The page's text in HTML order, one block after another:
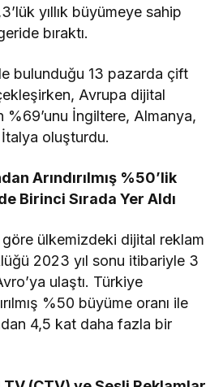
yıllık büyümeye sahip
bıraktı.
bulunduğu 13 pazarda çift
Avrupa dijital
%69’unu İngiltere, Almanya,
oluşturdu.
Arındırılmış %50’lik
Birinci Sırada Yer Aldı
göre ülkemizdeki dijital reklam
2023 yıl sonu itibariyle 3
ulaştı. Türkiye
%50 büyüme oranı ile
4,5 kat daha fazla bir